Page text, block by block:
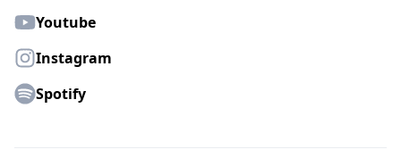
Youtube
Instagram
Spotify